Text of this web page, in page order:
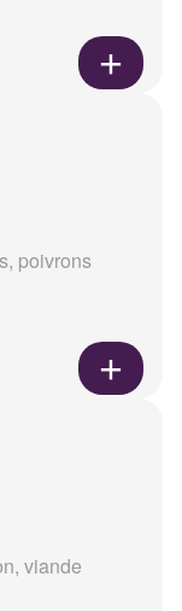
poivrons
viande